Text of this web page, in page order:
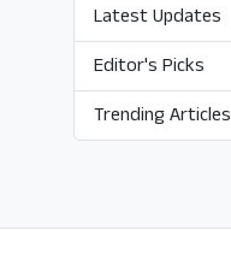
Latest Updates
Editor's Picks
Trending Articles